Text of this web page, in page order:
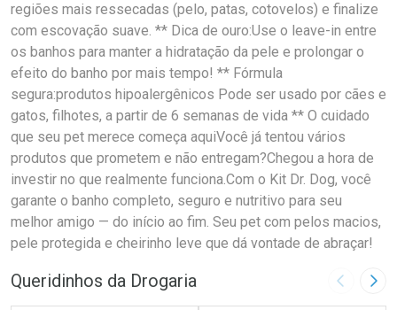
regiões mais ressecadas (pelo, patas, cotovelos) e finalize
com escovação suave. ** Dica de ouro:Use o leave-in entre
os banhos para manter a hidratação da pele e prolongar o
efeito do banho por mais tempo! ** Fórmula
segura:produtos hipoalergênicos Pode ser usado por cães e
gatos, filhotes, a partir de 6 semanas de vida ** O cuidado
que seu pet merece começa aquiVocê já tentou vários
produtos que prometem e não entregam?Chegou a hora de
investir no que realmente funciona.Com o Kit Dr. Dog, você
garante o banho completo, seguro e nutritivo para seu
melhor amigo — do início ao fim. Seu pet com pelos macios,
pele protegida e cheirinho leve que dá vontade de abraçar!
Queridinhos da Drogaria Imagem